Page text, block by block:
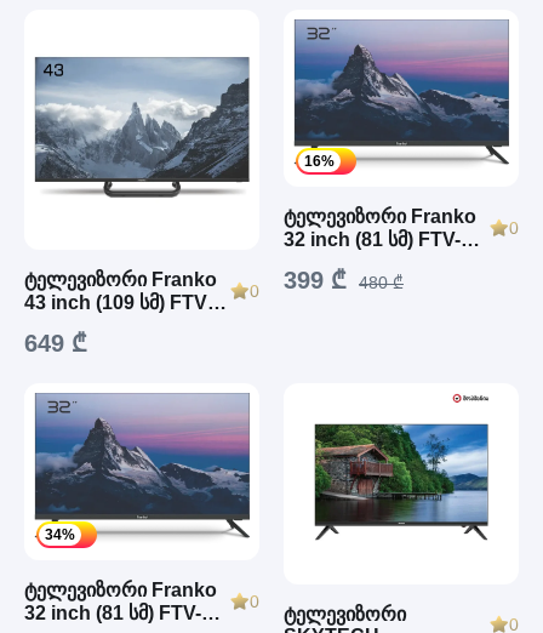
ტელევიზორი Franko
43 inch (109 სმ) FTV-
0
649 ₾
16%
ტელევიზორი Franko
32 inch (81 სმ) FTV-
0
399 ₾ 480 ₾
34%
ტელევიზორი Franko
32 inch (81 სმ) FTV-
0
ტელევიზორი
0